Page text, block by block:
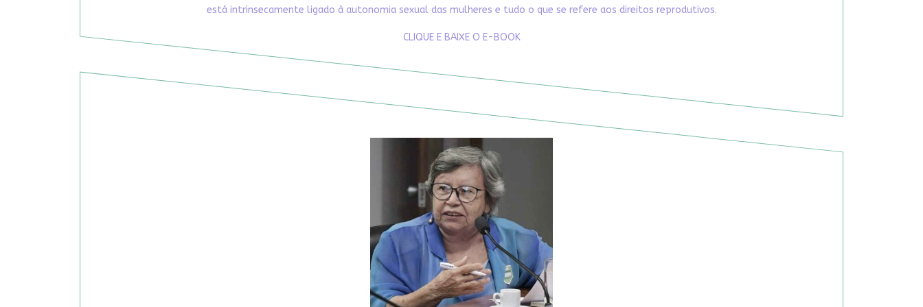
está intrinsecamente ligado à autonomia sexual das mulheres e tudo o que se refere aos direitos reprodutivos.
CLIQUE E BAIXE O E-BOOK